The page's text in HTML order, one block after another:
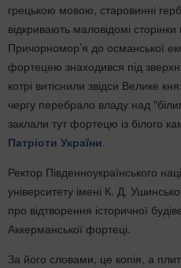
грецькою мовою, старовинні
відкривають маловідомі сторінки
Причорномор’я до османської
фортецею знаходився під
котрі витіснили звідси Велике
чергу перебрало владу над
заклали тут фортецю із білого
Патріоти України.
Ректор Південноукраїнського
університету імені К. Д.
про відтворення історичної
Аккерманської фортеці.
За його словами, це копія, а